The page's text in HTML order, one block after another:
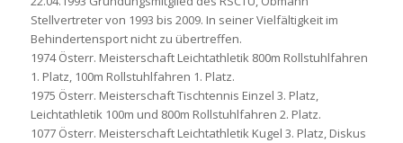
Stellvertreter von 1993 bis 2009. In seiner Vielfältigkeit im
Behindertensport nicht zu übertreffen.
1974 Österr. Meisterschaft Leichtathletik 800m Rollstuhlfahren
1. Platz, 100m Rollstuhlfahren 1. Platz.
1975 Österr. Meisterschaft Tischtennis Einzel 3. Platz,
Leichtathletik 100m und 800m Rollstuhlfahren 2. Platz.
1077 Österr. Meisterschaft Leichtathletik Kugel 3. Platz, Diskus